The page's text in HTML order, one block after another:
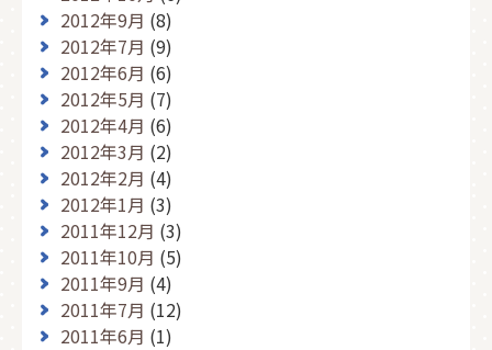
2012年9月 (8)
2012年7月 (9)
2012年6月 (6)
2012年5月 (7)
2012年4月 (6)
2012年3月 (2)
2012年2月 (4)
2012年1月 (3)
2011年12月 (3)
2011年10月 (5)
2011年9月 (4)
2011年7月 (12)
2011年6月 (1)